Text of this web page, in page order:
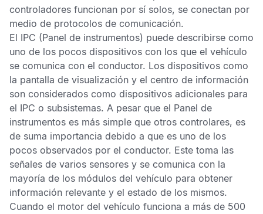
controladores funcionan por sí solos, se conectan por
medio de protocolos de comunicación.
El IPC (Panel de instrumentos) puede describirse como
uno de los pocos dispositivos con los que el vehículo
se comunica con el conductor. Los dispositivos como
la pantalla de visualización y el centro de información
son considerados como dispositivos adicionales para
el IPC o subsistemas. A pesar que el Panel de
instrumentos es más simple que otros controlares, es
de suma importancia debido a que es uno de los
pocos observados por el conductor. Este toma las
señales de varios sensores y se comunica con la
mayoría de los módulos del vehículo para obtener
información relevante y el estado de los mismos.
Cuando el motor del vehículo funciona a más de 500